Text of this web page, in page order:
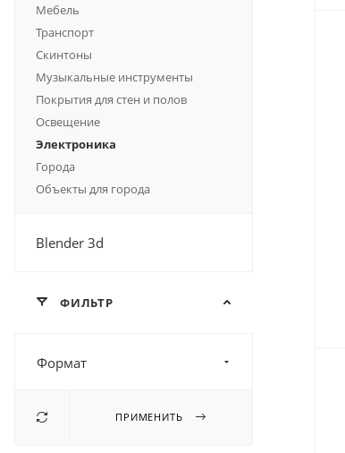
Мебель
Транспорт
Скинтоны
Музыкальные инструменты
Покрытия для стен и полов
Освещение
Электроника
Города
Объекты для города
Blender 3d
ФИЛЬТР
Формат
ПРИМЕНИТЬ